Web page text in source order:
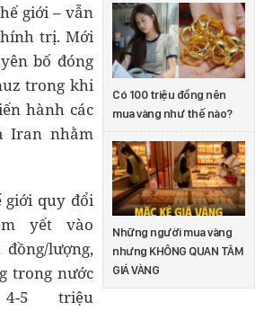
Có 100 triệu đồng nên
mua vàng như thế nào?
Những người mua vàng
nhưng KHÔNG QUAN TÂM
GIÁ VÀNG
giới – vẫn
trị. Mới
bố đóng
trong khi
hành các
Iran nhằm
giới quy đổi
yết vào
lượng,
trong nước
5 triệu